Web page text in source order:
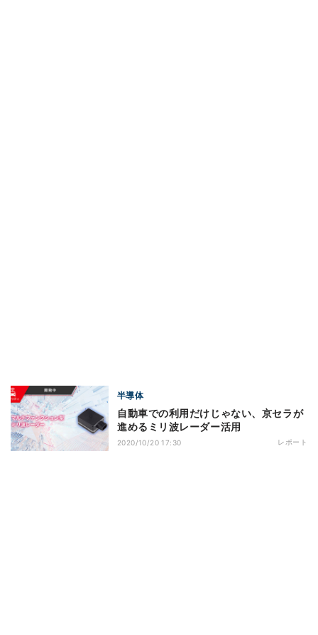
半導体
自動車での利用だけじゃない、京セラが
進めるミリ波レーダー活用
2020/10/20 17:30 レポート